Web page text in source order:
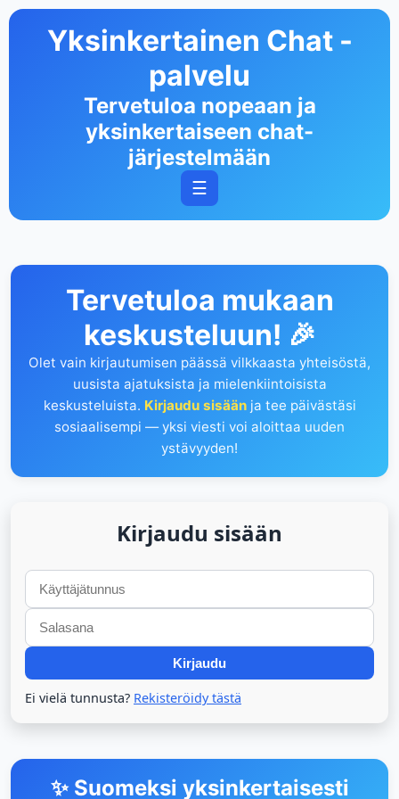
Yksinkertainen Chat -
palvelu
Tervetuloa nopeaan ja
yksinkertaiseen chat-
järjestelmään
☰
Tervetuloa mukaan
keskusteluun! 🎉
Olet vain kirjautumisen päässä vilkkaasta yhteisöstä,
uusista ajatuksista ja mielenkiintoisista
keskusteluista. Kirjaudu sisäänja tee päivästäsi
sosiaalisempi — yksi viesti voi aloittaa uuden
ystävyyden!
Kirjaudu sisään
Kirjaudu
Ei vielä tunnusta? Rekisteröidy tästä
✨ Suomeksi yksinkertaisesti